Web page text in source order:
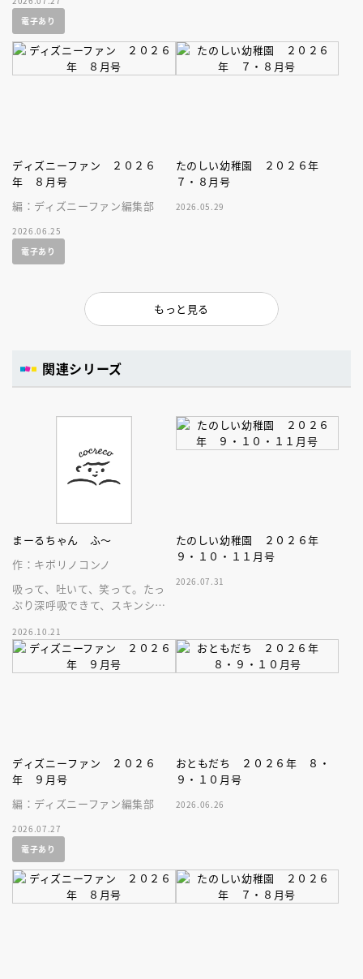
電子あり
ディズニーファン ２０２６
年 ８月号
編：ディズニーファン編集部
2026.06.25
電子あり
たのしい幼稚園 ２０２６年
７・８月号
2026.05.29
もっと見る
関連シリーズ
まーるちゃん ふ～
作：キボリノコンノ
吸って、吐いて、笑って。たっ
ぷり深呼吸できて、スキンシッ
家、キボリノコンノ初のファー
ストブック。
2026.10.21
たのしい幼稚園 ２０２６年
９・１０・１１月号
2026.07.31
ディズニーファン ２０２６
年 ９月号
編：ディズニーファン編集部
2026.07.27
電子あり
おともだち ２０２６年 ８・
９・１０月号
2026.06.26